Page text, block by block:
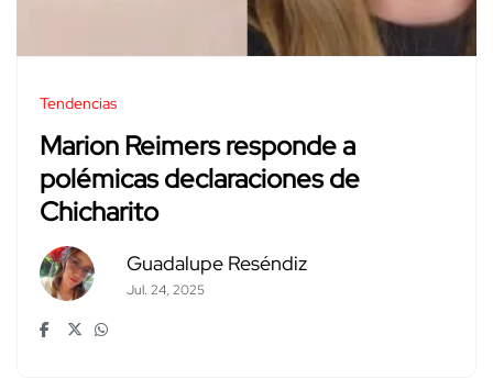
Tendencias
Marion Reimers responde a
polémicas declaraciones de
Chicharito
Guadalupe Reséndiz
Jul. 24, 2025